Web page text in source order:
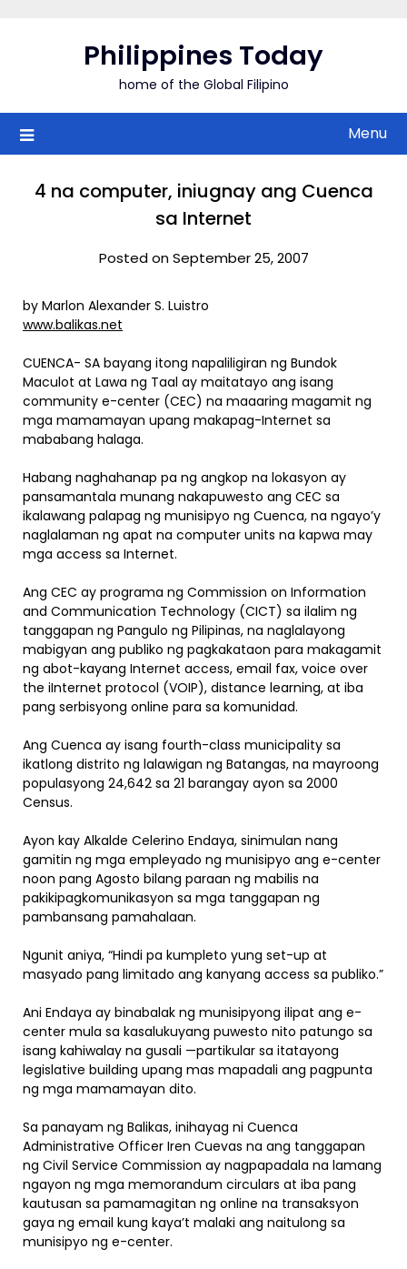
Philippines Today
home of the Global Filipino
Menu
4 na computer, iniugnay ang Cuenca
sa Internet
Posted on September 25, 2007
by Marlon Alexander S. Luistro
www.balikas.net
CUENCA- SA bayang itong napaliligiran ng Bundok
Maculot at Lawa ng Taal ay maitatayo ang isang
community e-center (CEC) na maaaring magamit ng
mga mamamayan upang makapag-Internet sa
mababang halaga.
Habang naghahanap pa ng angkop na lokasyon ay
pansamantala munang nakapuwesto ang CEC sa
ikalawang palapag ng munisipyo ng Cuenca, na ngayo’y
naglalaman ng apat na computer units na kapwa may
mga access sa Internet.
Ang CEC ay programa ng Commission on Information
and Communication Technology (CICT) sa ilalim ng
tanggapan ng Pangulo ng Pilipinas, na naglalayong
mabigyan ang publiko ng pagkakataon para makagamit
ng abot-kayang Internet access, email fax, voice over
the iInternet protocol (VOIP), distance learning, at iba
pang serbisyong online para sa komunidad.
Ang Cuenca ay isang fourth-class municipality sa
ikatlong distrito ng lalawigan ng Batangas, na mayroong
populasyong 24,642 sa 21 barangay ayon sa 2000
Census.
Ayon kay Alkalde Celerino Endaya, sinimulan nang
gamitin ng mga empleyado ng munisipyo ang e-center
noon pang Agosto bilang paraan ng mabilis na
pakikipagkomunikasyon sa mga tanggapan ng
pambansang pamahalaan.
Ngunit aniya, “Hindi pa kumpleto yung set-up at
masyado pang limitado ang kanyang access sa publiko.”
Ani Endaya ay binabalak ng munisipyong ilipat ang e-
center mula sa kasalukuyang puwesto nito patungo sa
isang kahiwalay na gusali —partikular sa itatayong
legislative building upang mas mapadali ang pagpunta
ng mga mamamayan dito.
Sa panayam ng Balikas, inihayag ni Cuenca
Administrative Officer Iren Cuevas na ang tanggapan
ng Civil Service Commission ay nagpapadala na lamang
ngayon ng mga memorandum circulars at iba pang
kautusan sa pamamagitan ng online na transaksyon
gaya ng email kung kaya’t malaki ang naitulong sa
munisipyo ng e-center.